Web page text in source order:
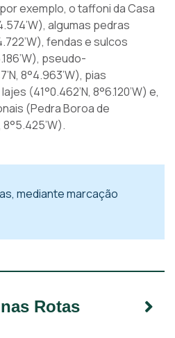
exemplo, o taffoni da Casa
algumas pedras
fendas e sulcos
pseudo-
8°4.963’W), pias
(41°0.462’N, 8°6.120’W) e,
(Pedra Boroa de
mediante marcação
Rotas